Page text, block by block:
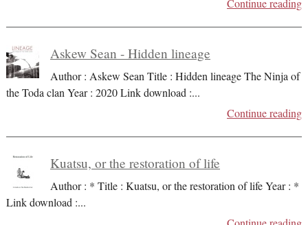
Continue reading
Askew Sean - Hidden lineage
Author : Askew Sean Title : Hidden lineage The Ninja of
the Toda clan Year : 2020 Link download :...
Continue reading
Kuatsu, or the restoration of life
Author : * Title : Kuatsu, or the restoration of life Year : *
Link download :...